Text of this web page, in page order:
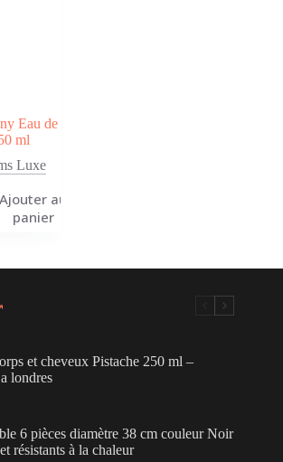
Eau de
ml
Luxe
Ajouter au
panier
et cheveux Pistache 250 ml –
londres
6 pièces diamètre 38 cm couleur Noir
résistants à la chaleur